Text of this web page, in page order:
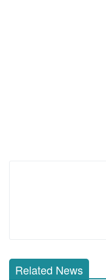
Related News